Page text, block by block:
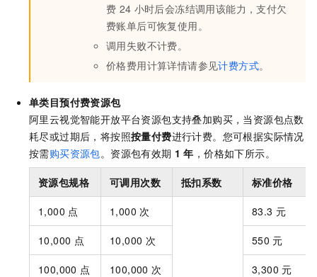
费 24 小时后会冻结调用该能力，支付欠
费账单后可恢复使用。
调用失败不计费。
价格费用计算详情请参见计费方式。
单类目预付费资源包
阿里云视觉智能开放平台资源包支持叠加购买，当资源包点数
耗尽或过期后，将按照按量付费进行计费。您可根据实际情况
按需购买资源包。资源包有效期 1 年 ，价格如下所示。
资源包规格 可调用次数 抵扣系数 标准价格
1,000 点 1,000 次 83.3 元
10,000 点 10,000 次 550 元
100,000 点 100,000 次 3,300 元